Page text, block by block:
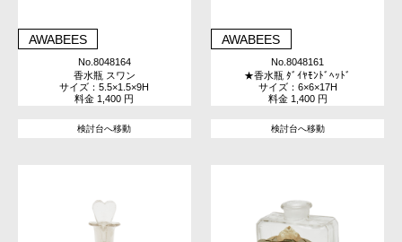
AWABEES
No.8048164
香水瓶 スワン
サイズ：5.5×1.5×9H
料金 1,400 円
検討台へ移動
AWABEES
No.8048161
★香水瓶 ﾀﾞｲﾔﾓﾝﾄﾞﾍｯﾄﾞ
サイズ：6×6×17H
料金 1,400 円
検討台へ移動